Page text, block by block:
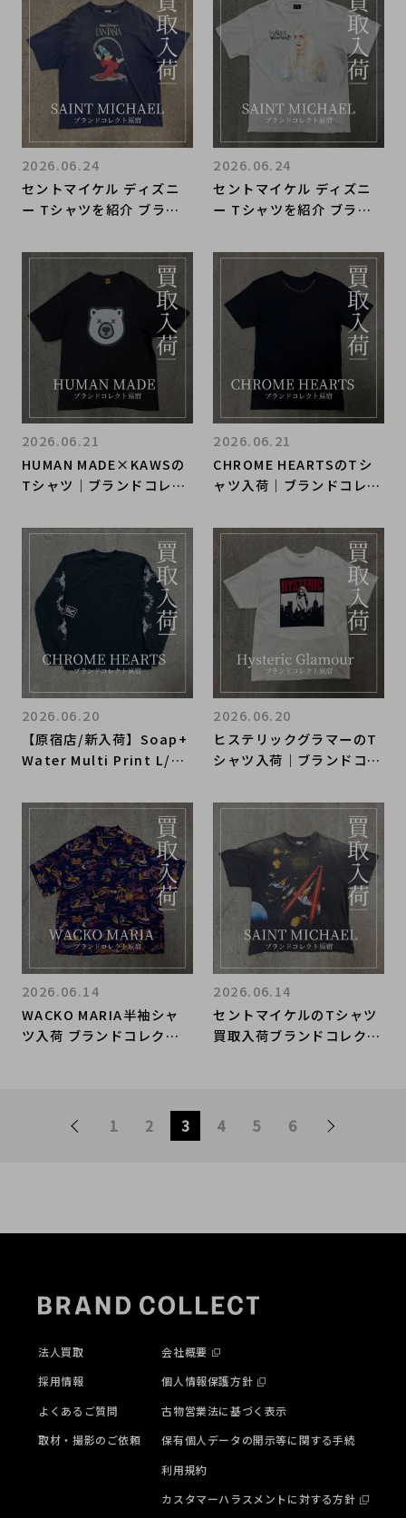
セントマイケル ディズニ
ー Tシャツを紹介 ブラン
2026.06.24
セントマイケル ディズニ
ー Tシャツを紹介 ブラン
2026.06.24
HUMAN MADE×KAWSの
Tシャツ｜ブランドコレク
2026.06.21
CHROME HEARTSのTシ
ャツ入荷｜ブランドコレク
2026.06.21
【原宿店/新入荷】Soap+
Water Multi Print L/S
す!!
2026.06.20
ヒステリックグラマーのT
シャツ入荷｜ブランドコレ
2026.06.20
WACKO MARIA半袖シャ
ツ入荷 ブランドコレクト
2026.06.14
セントマイケルのTシャツ
買取入荷ブランドコレクト
2026.06.14
1 2 3 4 5 6
法人買取
採用情報
よくあるご質問
取材・撮影のご依頼
会社概要
個人情報保護方針
古物営業法に基づく表示
保有個人データの開示等に関する手続
利用規約
カスタマーハラスメントに対する方針